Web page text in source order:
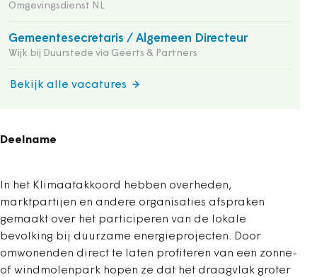
Omgevingsdienst NL
Gemeentesecretaris / Algemeen Directeur
Wijk bij Duurstede via Geerts & Partners
Bekijk alle vacatures
Deelname
In het Klimaatakkoord hebben overheden,
marktpartijen en andere organisaties afspraken
gemaakt over het participeren van de lokale
bevolking bij duurzame energieprojecten. Door
omwonenden direct te laten profiteren van een zonne-
of windmolenpark hopen ze dat het draagvlak groter